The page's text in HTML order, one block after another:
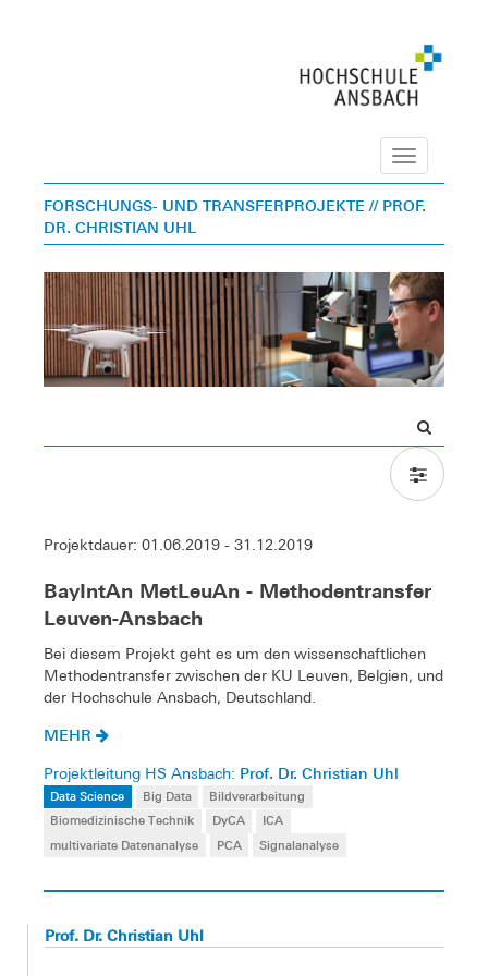
Navigation
FORSCHUNGS- UND TRANSFERPROJEKTE // PROF.
DR. CHRISTIAN UHL
Projektdauer: 01.06.2019 - 31.12.2019
BayIntAn MetLeuAn - Methodentransfer
Leuven-Ansbach
Bei diesem Projekt geht es um den wissenschaftlichen
Methodentransfer zwischen der KU Leuven, Belgien, und
der Hochschule Ansbach, Deutschland.
MEHR
Projektleitung HS Ansbach: Prof. Dr. Christian Uhl
Data Science Big Data
Bildverarbeitung
Biomedizinische Technik
DyCA
ICA
multivariate Datenanalyse
PCA Signalanalyse
Prof. Dr. Christian Uhl